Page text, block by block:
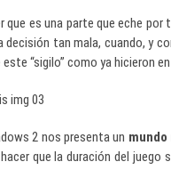
que es una parte que eche
tan mala, cuando, y
“sigilo” como ya hicieron
2 nos presenta un
que la duración del